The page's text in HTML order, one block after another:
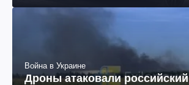
Война в Украине
Дроны атаковали российский